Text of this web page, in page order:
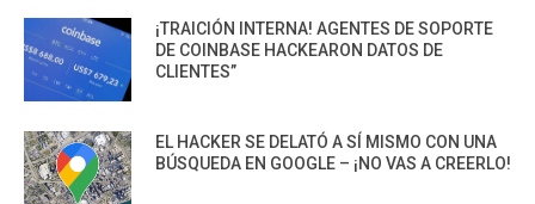
¡TRAICIÓN INTERNA! AGENTES DE SOPORTE
DE COINBASE HACKEARON DATOS DE
CLIENTES”
EL HACKER SE DELATÓ A SÍ MISMO CON UNA
BÚSQUEDA EN GOOGLE – ¡NO VAS A CREERLO!